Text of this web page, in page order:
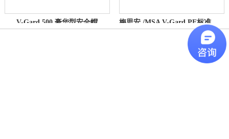
V-Gard 500 豪华型安全帽 梅思安 /MSA V-Gard PE标准型安全帽工地施工建筑劳保头盔 一指键帽衬 可印字定制LOGO